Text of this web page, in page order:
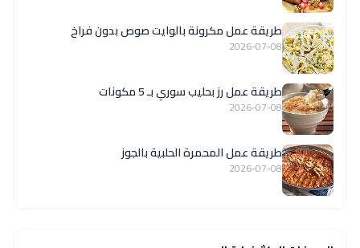
طريقة عمل مكرونة بالوايت صوص بدون فراخ
2026-07-08
طريقة عمل رز بحليب سوري بـ 5 مكونات
2026-07-08
طريقة عمل المحمرة الحلبية بالجوز
2026-07-08